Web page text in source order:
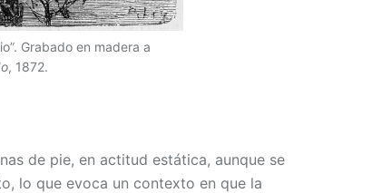
Grabado en madera a
, 1872.
de pie, en actitud estática, aunque se
lo que evoca un contexto en que la